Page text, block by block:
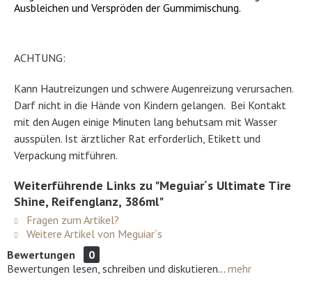
Ausbleichen und Verspröden der Gummimischung.
ACHTUNG:
Kann Hautreizungen und schwere Augenreizung verursachen.
Darf nicht in die Hände von Kindern gelangen. Bei Kontakt
mit den Augen einige Minuten lang behutsam mit Wasser
ausspülen. Ist ärztlicher Rat erforderlich, Etikett und
Verpackung mitführen.
Weiterführende Links zu "Meguiar´s Ultimate Tire
Shine, Reifenglanz, 386ml"
Fragen zum Artikel?
Weitere Artikel von Meguiar´s
Bewertungen
0
Bewertungen lesen, schreiben und diskutieren... mehr